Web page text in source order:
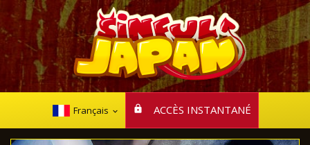
Français ACCÈS INSTANTANÉ